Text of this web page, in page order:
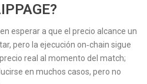
esperar a que el precio alcance un
pero la ejecución on‑chain sigue
real al momento del match;
en muchos casos, pero no